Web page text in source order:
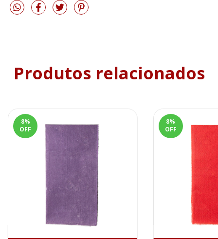
Produtos relacionados
8%
OFF
8%
OFF